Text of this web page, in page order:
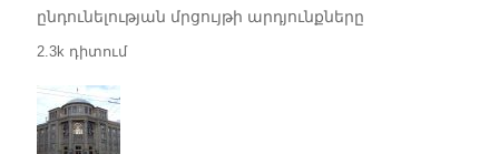
ընդունելության մրցույթի արդյունքները
2.3k դիտում